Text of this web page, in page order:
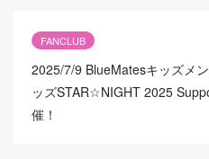
FANCLUB
2025/7/9 BlueMatesキッズメ
ッズSTAR☆NIGHT 2025
催！